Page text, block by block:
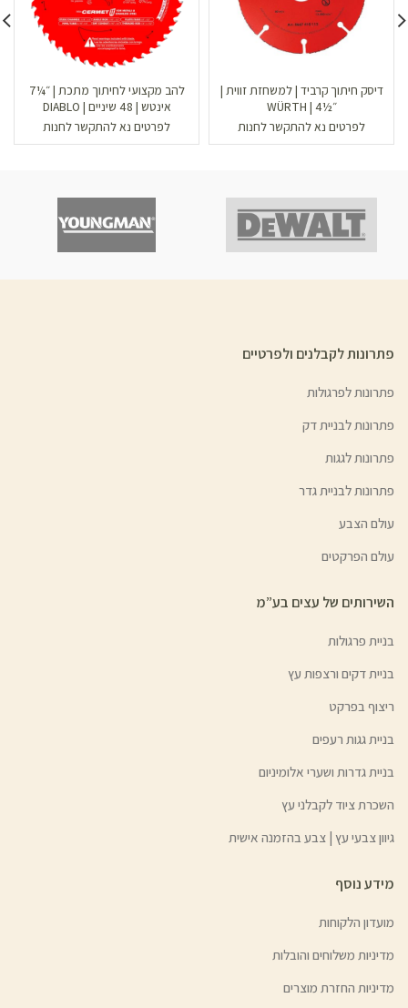
דיסק חיתוך קרביד | למשחזת זווית |
״½4 | WÜRTH
לפרטים נא להתקשר לחנות
להב מקצועי לחיתוך מתכת | ״¼7
אינטש | 48 שיניים | DIABLO
לפרטים נא להתקשר לחנות
פתרונות לקבלנים ולפרטיים
פתרונות לפרגולות
פתרונות לבניית דק
פתרונות לגגות
פתרונות לבניית גדר
עולם הצבע
עולם הפרקטים
השירותים של עצים בע”מ
בניית פרגולות
בניית דקים ורצפות עץ
ריצוף בפרקט
בניית גגות רעפים
בניית גדרות ושערי אלומיניום
השכרת ציוד לקבלני עץ
גיוון צבעי עץ | צבע בהזמנה אישית
מידע נוסף
מועדון הלקוחות
מדיניות משלוחים והובלות
מדיניות החזרת מוצרים